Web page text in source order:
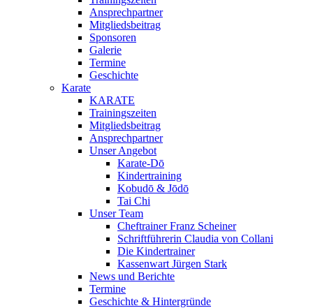
Ansprechpartner
Mitgliedsbeitrag
Sponsoren
Galerie
Termine
Geschichte
Karate
KARATE
Trainingszeiten
Mitgliedsbeitrag
Ansprechpartner
Unser Angebot
Karate-Dō
Kindertraining
Kobudō & Jōdō
Tai Chi
Unser Team
Cheftrainer Franz Scheiner
Schriftführerin Claudia von Collani
Die Kindertrainer
Kassenwart Jürgen Stark
News und Berichte
Termine
Geschichte & Hintergründe